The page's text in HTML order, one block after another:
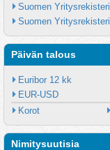
Suomen Yritysrekisteri
Suomen Yritysrekisteri
Päivän talous
Euribor 12 kk
EUR-USD
Korot
Nimitysuutisia